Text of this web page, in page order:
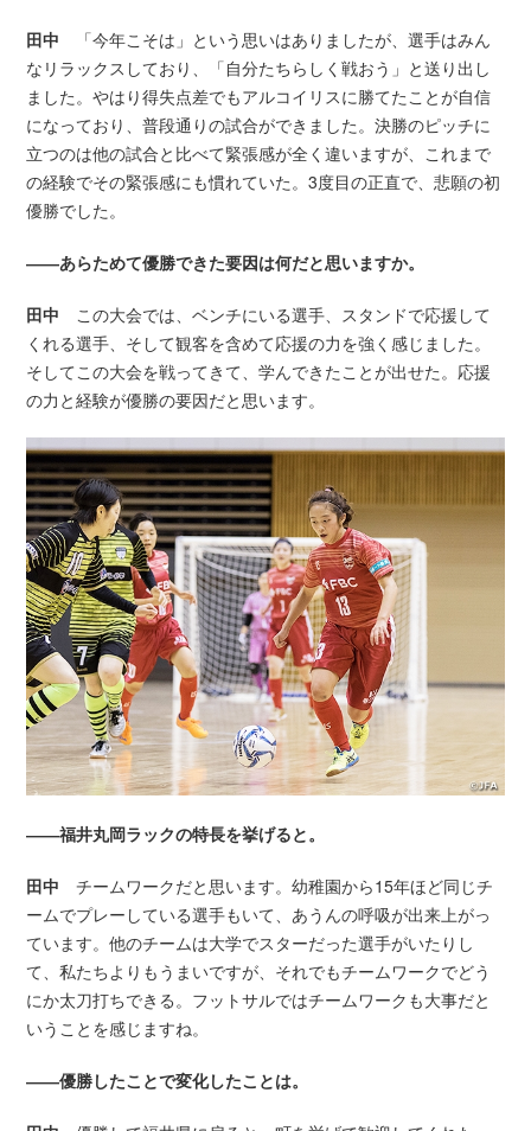
田中
「今年こそは」という思いはありましたが、選手はみん
なリラックスしており、「自分たちらしく戦おう」と送り出し
ました。やはり得失点差でもアルコイリスに勝てたことが自信
になっており、普段通りの試合ができました。決勝のピッチに
立つのは他の試合と比べて緊張感が全く違いますが、これまで
の経験でその緊張感にも慣れていた。3度目の正直で、悲願の初
優勝でした。
――あらためて優勝できた要因は何だと思いますか。
田中 この大会では、ベンチにいる選手、スタンドで応援して
くれる選手、そして観客を含めて応援の力を強く感じました。
そしてこの大会を戦ってきて、学んできたことが出せた。応援
の力と経験が優勝の要因だと思います。
――福井丸岡ラックの特長を挙げると。
田中チームワークだと思います。幼稚園から15年ほど同じチ
ームでプレーしている選手もいて、あうんの呼吸が出来上がっ
ています。他のチームは大学でスターだった選手がいたりし
て、私たちよりもうまいですが、それでもチームワークでどう
にか太刀打ちできる。フットサルではチームワークも大事だと
いうことを感じますね。
――優勝したことで変化したことは。